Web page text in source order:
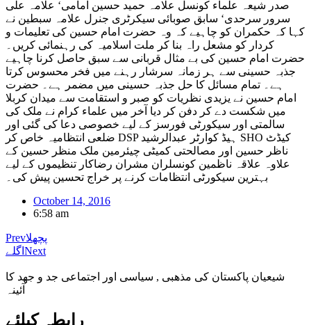
صدر شیعہ علماء کونسل علامہ حمید حسین امامی‘ علامہ علی
سرور سرحدی‘ سابق صوبائی سیکرٹری جنرل علامہ سبطین نے
کہا کہ حکمران کو چاہیے کہ وہ حضرت امام حسین کی تعلیمات و
کردار کو مشعل راہ بنا کر ملت اسلامیہ کی رہنمائی کریں۔
حضرت امام حسین کی بے مثال قربانی سے سبق حاصل کرنا چاہیے
جذبہ حسینی سے ہر زمانہ سرشار رہنے میں فخر محسوس کرتا
ہے۔ تمام مسائل کا حل جذبہ حسینی میں مضمر ہے۔ حضرت
امام حسین نے یزیدی نظریات کو صبر و استقامت سے میدان کربلا
میں شکست دے کر دفن کر دیا آخر میں علماء کرام نے ملک کی
سالمتی اور سیکورٹی فورسز کے لیے خصوصی دعا کی گئی اور
ضلعی انتظامیہ خاص کر DSP ہیڈ کوارٹر عبدالرشید SHO کیڈٹ
ناظر حسین اور مصالحتی کمیٹی چیئرمین ملک منظر حسین کے
علاوہ علاقہ ناظمین کونسلران مشران رضاکار تنظیموں کے لیے
بہترین سیکورٹی انتظامات کرنے پر خراج تحسین پیش کی۔
October 14, 2016
6:58 am
Prevپچھلا
اگلے Next
شیعیان پاکستان کی مذهبی , سیاسی اور اجتماعی جد و جهد کا
آئینہ